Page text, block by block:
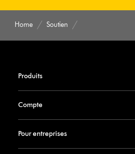
Home Soutien
Produits
Compte
Pour entreprises